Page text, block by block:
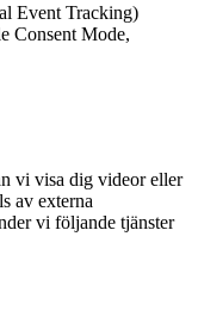
Event Tracking)
Consent Mode,
vi visa dig videor eller
av externa
vi följande tjänster